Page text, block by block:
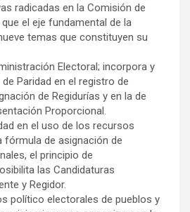
radicadas en la Comisión de
el eje fundamental de la
temas que constituyen su
Electoral; incorpora y
Paridad en el registro de
de Regidurías y en la de
Proporcional.
en el uso de los recursos
fórmula de asignación de
el principio de
las Candidaturas
y Regidor.
político electorales de pueblos y